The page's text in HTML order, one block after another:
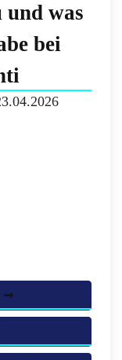
was
bei
➞